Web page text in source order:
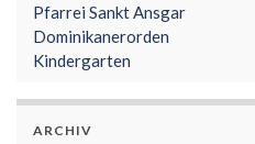
Pfarrei Sankt Ansgar
Dominikanerorden
Kindergarten
ARCHIV